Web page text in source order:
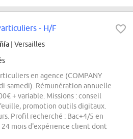
- H/F
| Versailles
en agence (COMPANY
samedi). Rémunération annuelle
+ variable. Missions : conseil
promotion outils digitaux.
Profil recherché : Bac+4/5 en
mois d'expérience client dont